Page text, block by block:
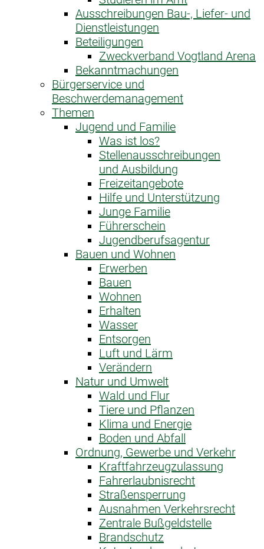
Ausschreibungen Bau-, Liefer- und
Dienstleistungen
Beteiligungen
Zweckverband Vogtland Arena
Bekanntmachungen
Bürgerservice und
Beschwerdemanagement
Themen
Jugend und Familie
Was ist los?
Stellenausschreibungen
und Ausbildung
Freizeitangebote
Hilfe und Unterstützung
Junge Familie
Führerschein
Jugendberufsagentur
Bauen und Wohnen
Erwerben
Bauen
Wohnen
Erhalten
Wasser
Entsorgen
Luft und Lärm
Verändern
Natur und Umwelt
Wald und Flur
Tiere und Pflanzen
Klima und Energie
Boden und Abfall
Ordnung, Gewerbe und Verkehr
Kraftfahrzeug­zulassung
Fahrerlaubnis­recht
Straßensperrung
Ausnahme­n Verkehrsrecht
Zentrale Bußgeldstelle
Brandschutz